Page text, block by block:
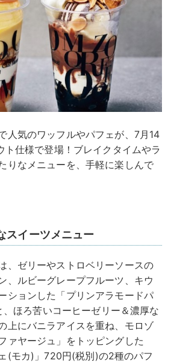
人気のワッフルやパフェが、7月14
ト仕様で登場！ブレイクタイムやラ
りなメニューを、手軽に楽しんで
スイーツメニュー
、ゼリーやストロベリーソースの
、ルビーグレープフルーツ、キウ
ションした「プリンアラモードパ
ほろ苦いコーヒーゼリー＆濃厚な
上にバニラアイスを重ね、モロゾ
ァヤージュ」をトッピングした
(モカ)」720円(税別)の2種のパフ